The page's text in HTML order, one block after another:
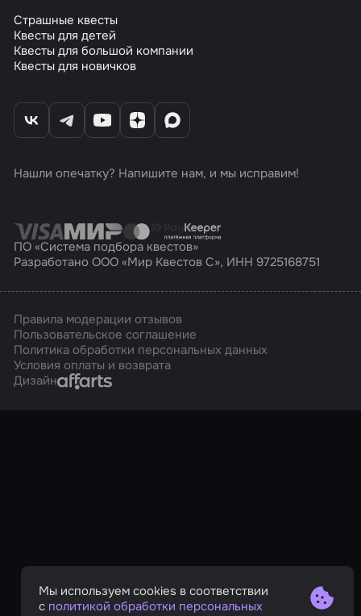
Страшные квесты
Квесты для детей
Квесты для большой компании
Квесты для новичков
Нашли опечатку? Напишите нам, и мы исправим!
ПО «Система подбора квестов»
Разработано ООО «Мир Квестов С», ИНН 9725168751
Правила модерации отзывов
Пользовательское соглашение
Политика обработки персональных данных
Условия оплаты и возврата
ДизайнAffarts
Мы используем cookies в соответствии
с политикой обработки персональных